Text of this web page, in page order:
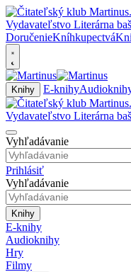
DoručenieKníhkupectvá
Knihy E-knihy
Vyhľadávanie
Prihlásiť
Vyhľadávanie
Knihy
E-knihy
Audioknihy
Hry
Filmy